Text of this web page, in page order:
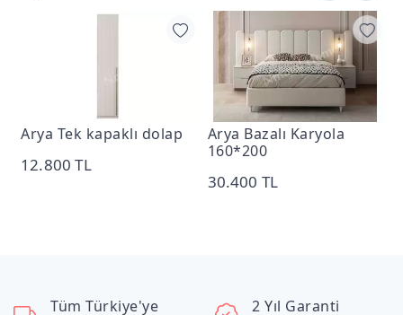
Arya Tek kapaklı dolap
12.800 TL
Arya Bazalı Karyola
160*200
30.400 TL
Tüm Türkiye'ye 2 Yıl Garanti